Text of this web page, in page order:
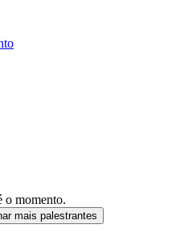
o momento.
mais palestrantes